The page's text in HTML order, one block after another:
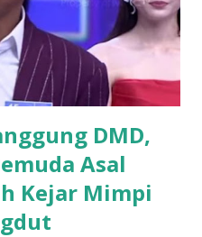
utama telah disusun
RUPST kali ini.
berdasarkan peraturan
saham utama,
dalam men...
DMD,
Asal
Kejar Mimpi